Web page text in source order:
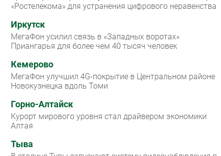
«Ростелекома» для устранения цифрового неравенства
Иркутск
МегаФон усилил связь в «Западных воротах»
Приангарья для более чем 40 тысяч человек
Кемерово
МегаФон улучшил 4G-покрытие в Центральном районе
Новокузнецка вдоль Томи
Горно-Алтайск
Курорт мирового уровня стал драйвером экономики
Алтая
Тыва